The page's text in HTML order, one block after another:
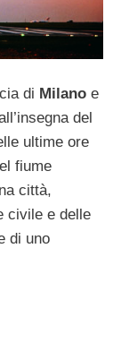
di Milano e
del
ultime ore
fiume
città,
civile e delle
di uno